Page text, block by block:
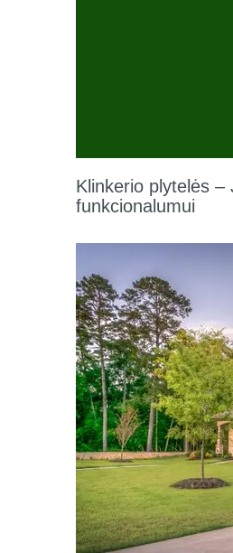
Klinkerio plytelės –
funkcionalumui